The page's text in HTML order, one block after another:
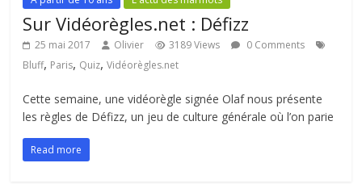
Sur Vidéorègles.net : Défizz
25 mai 2017 Olivier 3189 Views
0 Comments
Bluff, Paris, Quiz,Vidéorègles.net
Cette semaine, une vidéorègle signée Olaf nous présente
les règles de Défizz, un jeu de culture générale où l’on parie
Read more